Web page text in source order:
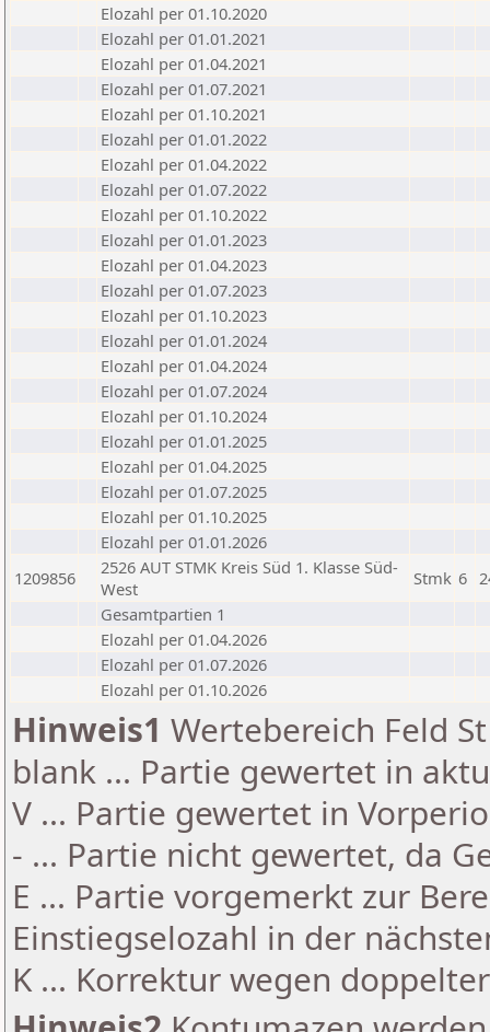
Elozahl per 01.10.2020
Elozahl per 01.01.2021
Elozahl per 01.04.2021
Elozahl per 01.07.2021
Elozahl per 01.10.2021
Elozahl per 01.01.2022
Elozahl per 01.04.2022
Elozahl per 01.07.2022
Elozahl per 01.10.2022
Elozahl per 01.01.2023
Elozahl per 01.04.2023
Elozahl per 01.07.2023
Elozahl per 01.10.2023
Elozahl per 01.01.2024
Elozahl per 01.04.2024
Elozahl per 01.07.2024
Elozahl per 01.10.2024
Elozahl per 01.01.2025
Elozahl per 01.04.2025
Elozahl per 01.07.2025
Elozahl per 01.10.2025
Elozahl per 01.01.2026
1209856
2526 AUT STMK Kreis Süd 1. Klasse Süd-
West
Stmk 6
Gesamtpartien 1
Elozahl per 01.04.2026
Elozahl per 01.07.2026
Elozahl per 01.10.2026
Hinweis1 Wertebereich Feld
blank ... Partie gewertet in
V ... Partie gewertet in
- ... Partie nicht gewertet, da
E ... Partie vorgemerkt zur
Einstiegselozahl in der
K ... Korrektur wegen